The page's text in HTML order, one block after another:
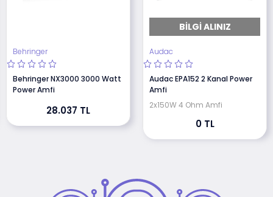
Behringer
Behringer NX3000 3000 Watt
Power Amfi
28.037 TL
BILGI ALINIZ
Audac
Audac EPA152 2 Kanal Power
Amfi
2x150W 4 Ohm Amfi
0 TL